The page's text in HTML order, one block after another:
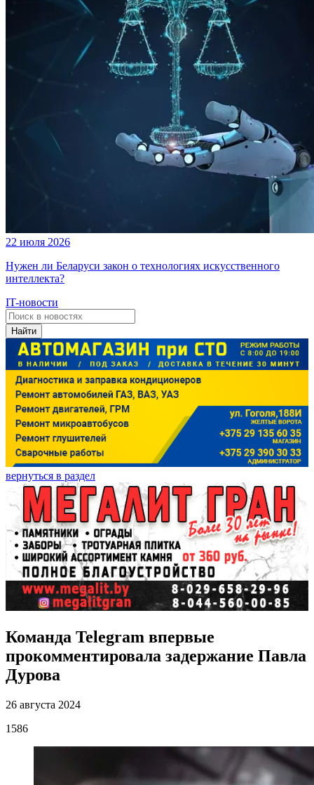
22 июля 2026
Нужен ли Беларуси закон о технологиях искусственного
интеллекта?
IT-новости
Найти
вернуться в раздел
Команда Telegram впервые
прокомментировала задержание Павла
Дурова
26 августа 2024
1586